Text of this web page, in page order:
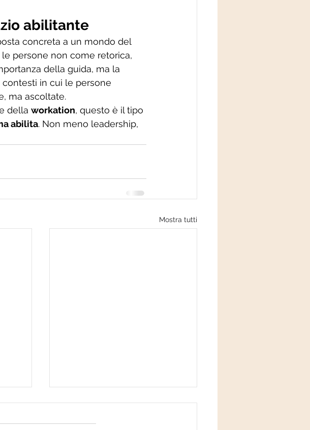
abilitante
concreta a un mondo del
persone non come retorica,
della guida, ma la
in cui le persone
ma ascoltate.
della workation, questo è il tipo
abilita. Non meno leadership,
Mostra tutti